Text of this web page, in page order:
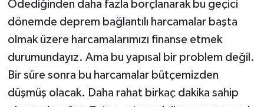
Ödediğinden daha fazla borçlanarak bu geçici
dönemde deprem bağlantılı harcamalar başta
olmak üzere harcamalarımızı finanse etmek
durumundayız. Ama bu yapısal bir problem değil.
Bir süre sonra bu harcamalar bütçemizden
düşmüş olacak. Daha rahat birkaç dakika sahip